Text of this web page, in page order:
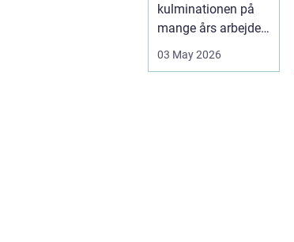
kulminationen på
mange års arbejde.
planlagt e...
03 May 2026